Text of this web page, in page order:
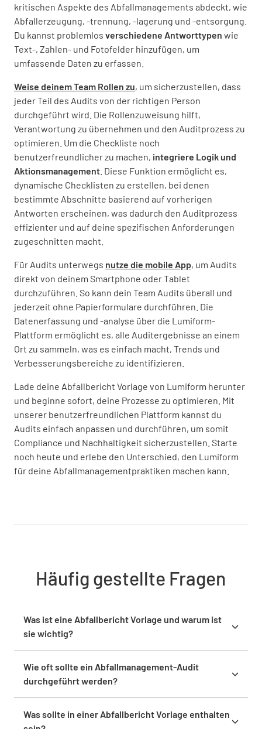
kritischen Aspekte des Abfallmanagements abdeckt, wie
Abfallerzeugung, -trennung, -lagerung und -entsorgung.
Du kannst problemlos verschiedene Antworttypen wie
Text-, Zahlen- und Fotofelder hinzufügen, um
umfassende Daten zu erfassen.
Weise deinem Team Rollen zu, um sicherzustellen, dass
jeder Teil des Audits von der richtigen Person
durchgeführt wird. Die Rollenzuweisung hilft,
Verantwortung zu übernehmen und den Auditprozess zu
optimieren. Um die Checkliste noch
benutzerfreundlicher zu machen, integriere Logik und
Aktionsmanagement . Diese Funktion ermöglicht es,
dynamische Checklisten zu erstellen, bei denen
bestimmte Abschnitte basierend auf vorherigen
Antworten erscheinen, was dadurch den Auditprozess
effizienter und auf deine spezifischen Anforderungen
zugeschnitten macht.
Für Audits unterwegs nutze die mobile App, um Audits
direkt von deinem Smartphone oder Tablet
durchzuführen. So kann dein Team Audits überall und
jederzeit ohne Papierformulare durchführen. Die
Datenerfassung und -analyse über die Lumiform-
Plattform ermöglicht es, alle Auditergebnisse an einem
Ort zu sammeln, was es einfach macht, Trends und
Verbesserungsbereiche zu identifizieren.
Lade deine Abfallbericht Vorlage von Lumiform herunter
und beginne sofort, deine Prozesse zu optimieren. Mit
unserer benutzerfreundlichen Plattform kannst du
Audits einfach anpassen und durchführen, um somit
Compliance und Nachhaltigkeit sicherzustellen. Starte
noch heute und erlebe den Unterschied, den Lumiform
für deine Abfallmanagementpraktiken machen kann.
Häufig gestellte Fragen
Was ist eine Abfallbericht Vorlage und warum ist
sie wichtig?
dass Abfallmanagementpraktiken den Vorschriften
und Best Practices entsprechen. Sie ist wichtig, weil
Umweltgesetzen sicherstellt und nachhaltige
Wie oft sollte ein Abfallmanagement-Audit
durchgeführt werden?
helfen, die Einhaltung von Vorschriften zu
Was sollte in einer Abfallbericht Vorlage enthalten